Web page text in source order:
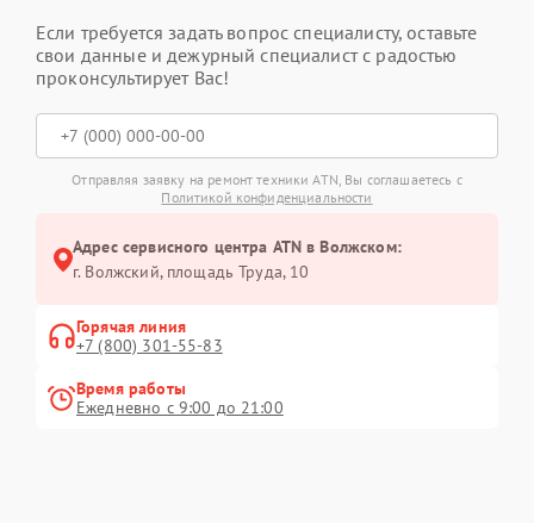
Если требуется задать вопрос специалисту, оставьте
свои данные и дежурный специалист с радостью
проконсультирует Вас!
Отправляя заявку на ремонт техники ATN, Вы соглашаетесь с
Политикой конфиденциальности
Адрес сервисного центра ATN в Волжском:
г. Волжский, площадь Труда, 10
Горячая линия
+7 (800) 301-55-83
Время работы
Ежедневно с 9:00 до 21:00